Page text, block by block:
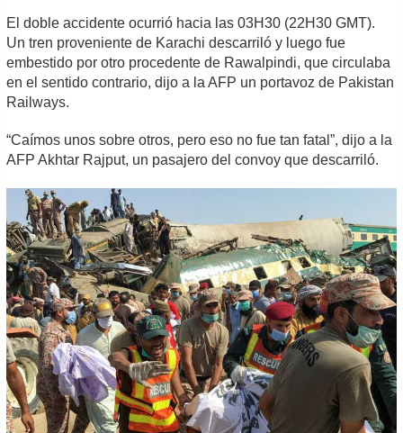
El doble accidente ocurrió hacia las 03H30 (22H30 GMT).
Un tren proveniente de Karachi descarriló y luego fue
embestido por otro procedente de Rawalpindi, que circulaba
en el sentido contrario, dijo a la AFP un portavoz de Pakistan
Railways.
“Caímos unos sobre otros, pero eso no fue tan fatal”, dijo a la
AFP Akhtar Rajput, un pasajero del convoy que descarriló.